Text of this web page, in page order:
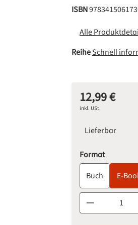
ISBN
Alle
ReiheSchnell
Regulärer Preis:
12,99 €
inkl. USt.
Lieferbar
Formatauswählen
Buch
E-
Produkt